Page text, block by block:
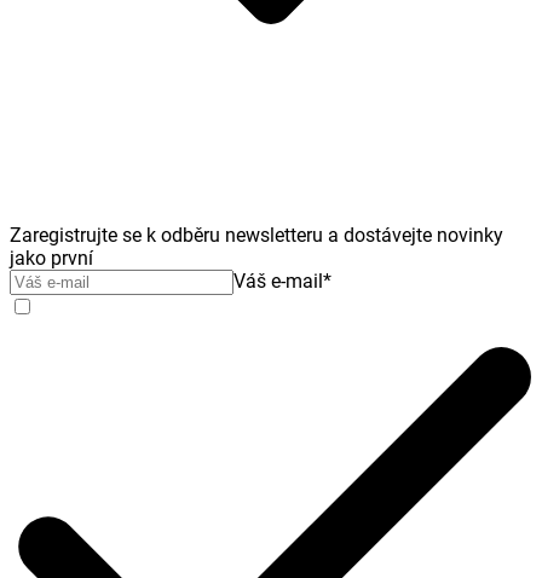
Zaregistrujte se k odběru newsletteru a dostávejte novinky
jako první
Váš e-mail*